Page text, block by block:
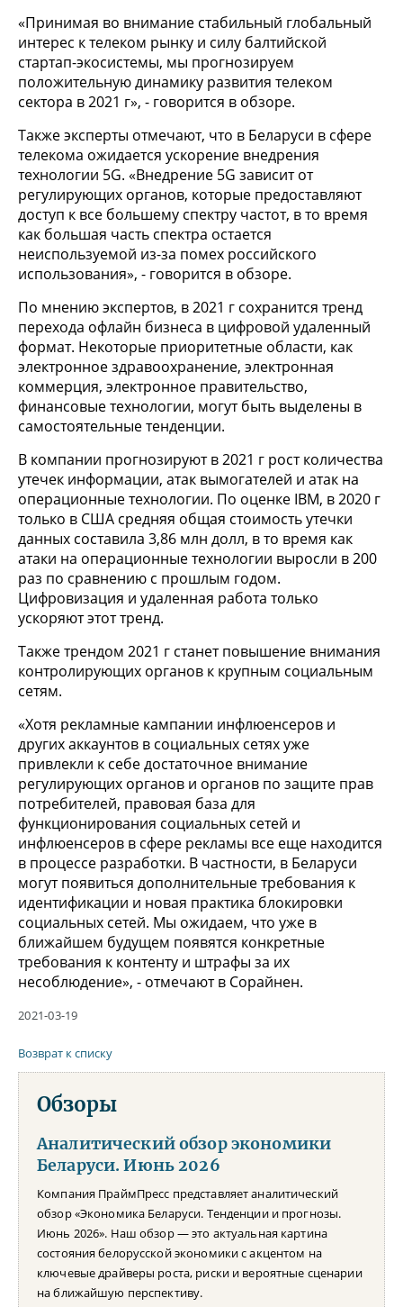
«Принимая во внимание стабильный глобальный
интерес к телеком рынку и силу балтийской
стартап-экосистемы, мы прогнозируем
положительную динамику развития телеком
сектора в 2021 г», - говорится в обзоре.
Также эксперты отмечают, что в Беларуси в сфере
телекома ожидается ускорение внедрения
технологии 5G. «Внедрение 5G зависит от
регулирующих органов, которые предоставляют
доступ к все большему спектру частот, в то время
как большая часть спектра остается
неиспользуемой из-за помех российского
использования», - говорится в обзоре.
По мнению экспертов, в 2021 г сохранится тренд
перехода офлайн бизнеса в цифровой удаленный
формат. Некоторые приоритетные области, как
электронное здравоохранение, электронная
коммерция, электронное правительство,
финансовые технологии, могут быть выделены в
самостоятельные тенденции.
В компании прогнозируют в 2021 г рост количества
утечек информации, атак вымогателей и атак на
операционные технологии. По оценке IBM, в 2020 г
только в США средняя общая стоимость утечки
данных составила 3,86 млн долл, в то время как
атаки на операционные технологии выросли в 200
раз по сравнению с прошлым годом.
Цифровизация и удаленная работа только
ускоряют этот тренд.
Также трендом 2021 г станет повышение внимания
контролирующих органов к крупным социальным
сетям.
«Хотя рекламные кампании инфлюенсеров и
других аккаунтов в социальных сетях уже
привлекли к себе достаточное внимание
регулирующих органов и органов по защите прав
потребителей, правовая база для
функционирования социальных сетей и
инфлюенсеров в сфере рекламы все еще находится
в процессе разработки. В частности, в Беларуси
могут появиться дополнительные требования к
идентификации и новая практика блокировки
социальных сетей. Мы ожидаем, что уже в
ближайшем будущем появятся конкретные
требования к контенту и штрафы за их
несоблюдение», - отмечают в Сорайнен.
2021-03-19
Возврат к списку
Обзоры
Аналитический обзор экономики
Беларуси. Июнь 2026
Компания ПраймПресс представляет аналитический
обзор «Экономика Беларуси. Тенденции и прогнозы.
Июнь 2026». Наш обзор — это актуальная картина
состояния белорусской экономики с акцентом на
ключевые драйверы роста, риски и вероятные сценарии
на ближайшую перспективу.